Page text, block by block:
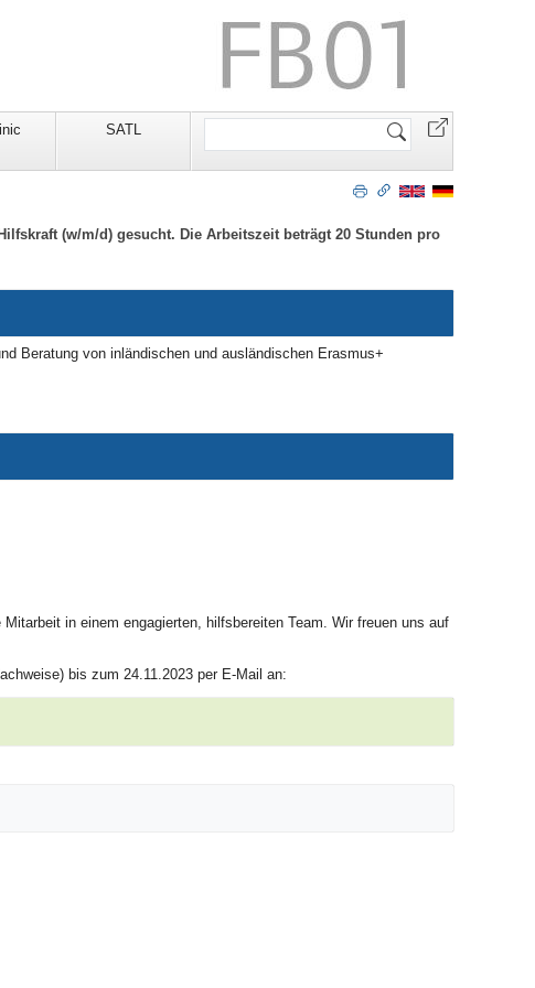
SATL
Website
(w/m/d) gesucht. Die Arbeitszeit beträgt 20 Stunden pro
Beratung von inländischen und ausländischen Erasmus+
in einem engagierten, hilfsbereiten Team. Wir freuen uns auf
bis zum 24.11.2023 per E-Mail an: